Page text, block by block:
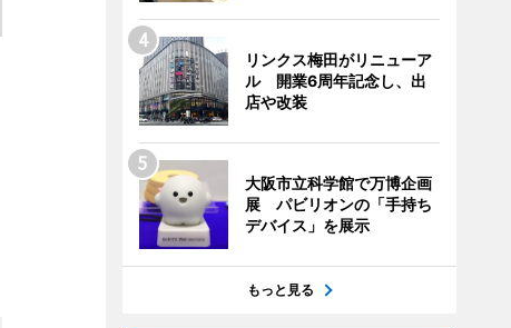
リンクス梅田がリニューア
ル 開業6周年記念し、出
店や改装
大阪市立科学館で万博企画
展 パビリオンの「手持ち
デバイス」を展示
もっと見る